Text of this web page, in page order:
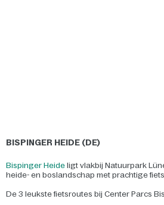
BISPINGER HEIDE (DE)
Bispinger Heide ligt vlakbij Natuurpark
heide- en boslandschap met prachtige
De 3 leukste fietsroutes bij Center Parcs